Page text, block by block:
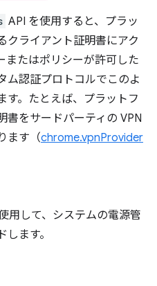
API を使用すると、プラッ
クライアント証明書にアク
またはポリシーが許可した
ム認証プロトコルでこのよ
す。たとえば、プラットフ
書をサードパーティの VPN
ます（chrome.vpnProvider
用して、システムの電源管
ます。